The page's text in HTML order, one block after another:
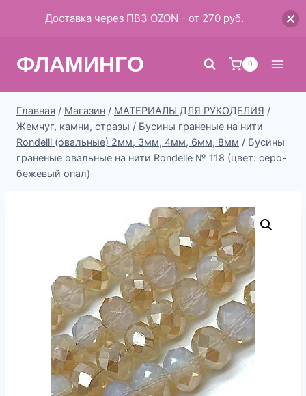
ФЛАМИНГО 0
Главная / Магазин / МАТЕРИАЛЫ ДЛЯ РУКОДЕЛИЯ /
Жемчуг, камни, стразы / Бусины граненые на нити
Rondelli (овальные) 2мм, 3мм, 4мм, 6мм, 8мм / Бусины
граненые овальные на нити Rondelle № 118 (цвет: серо-
бежевый опал)
Доставка через ПВЗ OZON - от 270 руб.